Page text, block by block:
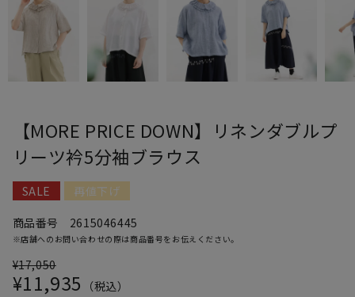
【MORE PRICE DOWN】リネンダブルプ
リーツ衿5分袖ブラウス
SALE
再値下げ
商品番号
2615046445
※店舗へのお問い合わせの際は商品番号をお伝えください。
¥17,050
¥11,935 税込